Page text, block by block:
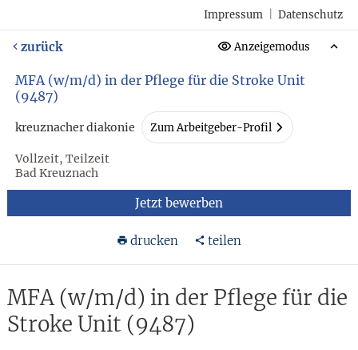
Impressum Datenschutz
zurück Anzeigemodus
MFA (w/m/d) in der Pflege für die Stroke Unit
(9487)
kreuznacher diakonie Zum Arbeitgeber-Profil
Vollzeit, Teilzeit
Bad Kreuznach
Jetzt bewerben
drucken teilen
MFA (w/m/d) in der Pflege für die
Stroke Unit (9487)